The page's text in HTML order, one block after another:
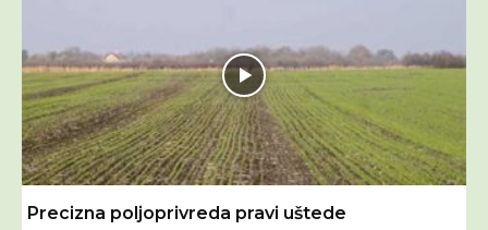
Precizna poljoprivreda pravi uštede